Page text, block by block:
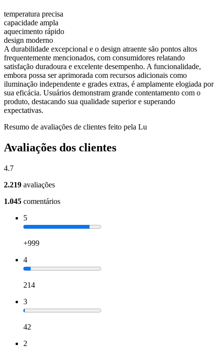
temperatura precisa
capacidade ampla
aquecimento rápido
design moderno
A durabilidade excepcional e o design atraente são pontos altos
frequentemente mencionados, com consumidores relatando
satisfação duradoura e excelente desempenho. A funcionalidade,
embora possa ser aprimorada com recursos adicionais como
iluminação independente e grades extras, é amplamente elogiada por
sua eficácia. Usuários demonstram grande contentamento com o
produto, destacando sua qualidade superior e superando
expectativas.
Resumo de avaliações de clientes feito pela Lu
Avaliações dos clientes
4.7
2.219 avaliações
1.045 comentários
5
+999
4
214
3
42
2